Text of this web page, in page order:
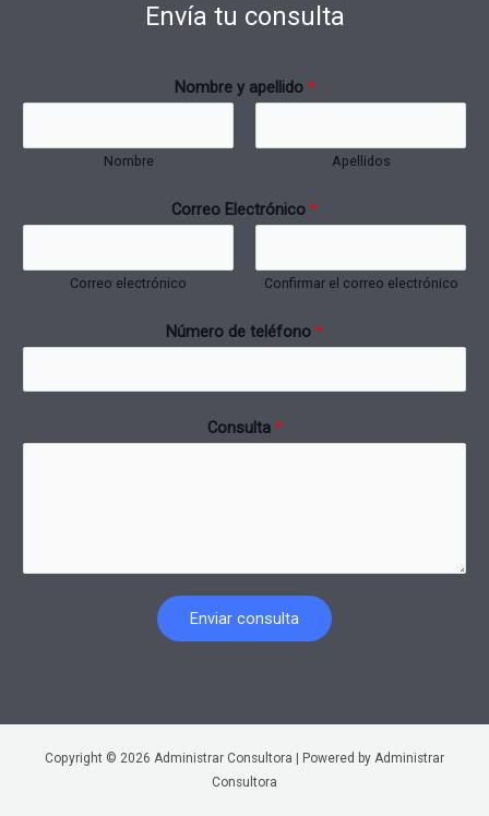
Envía tu consulta
Nombre y apellido *
Nombre Apellidos
Correo Electrónico *
Correo electrónico Confirmar el correo electrónico
Número de teléfono *
Consulta *
Enviar consulta
Copyright © 2026 Administrar Consultora | Powered by Administrar
Consultora